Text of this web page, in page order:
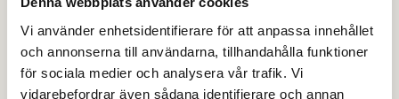
Vi använder enhetsidentifierare för att anpassa innehållet
och annonserna till användarna, tillhandahålla funktioner
för sociala medier och analysera vår trafik. Vi
vidarebefordrar även sådana identifierare och annan